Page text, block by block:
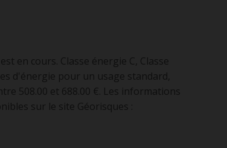
en cours. Classe énergie C, Classe
d'énergie pour un usage standard,
508.00 et 688.00 €. Les informations
sur le site Géorisques :